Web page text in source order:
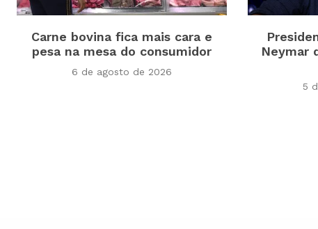
Carne bovina fica mais cara e
pesa na mesa do consumidor
6 de agosto de 2026
Neymar
5